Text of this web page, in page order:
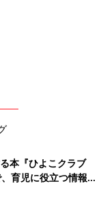
本『ひよこクラブ
育児に役立つ情報が